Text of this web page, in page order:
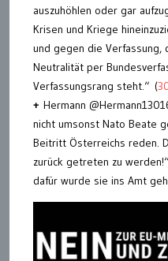
auszuhöhlen oder gar
Krisen und Kriege
und gegen die Verfassung,
Neutralität per
Verfassungsrang steht.“ (
+ Hermann
nicht umsonst Nato Beate
Beitritt Österreichs reden.
zurück getreten zu
dafür wurde sie ins Amt